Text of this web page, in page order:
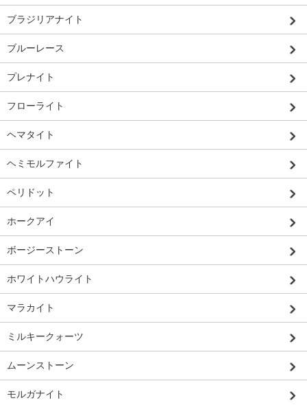
ブラジリアナイト
ブルーレース
プレナイト
フローライト
ヘマタイト
ヘミモルファイト
ペリドット
ホークアイ
ボージーストーン
ホワイトハウライト
マラカイト
ミルキークォーツ
ムーンストーン
モルガナイト